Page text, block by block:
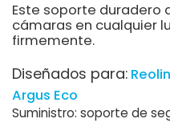
Este soporte duradero
cámaras en cualquier
firmemente.
Diseñados para:
Argus Eco
Suministro: soporte de